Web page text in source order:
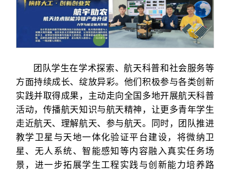
团队学生在学术探索、航天科普和社会服务等
方面持续成长、绽放异彩。他们积极参与各类创新
实践并取得成果，主动走向全国多地开展航天科普
活动，传播航天知识与航天精神，让更多青年学生
走近航天、理解航天、参与航天。同时，团队推进
教学卫星与天地一体化验证平台建设，将微纳卫
星、无人系统、智能感知等内容融入真实任务场
景，进一步拓展学生工程实践与创新能力培养路